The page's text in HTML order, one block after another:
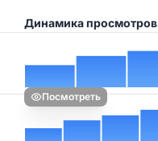
Динамика просмотров
Посмотреть